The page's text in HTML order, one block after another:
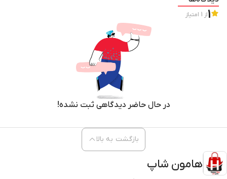
1از 1 امتیاز
در حال حاضر دیدگاهی ثبت نشده!
هامون شاپ
بازگشت به بالا